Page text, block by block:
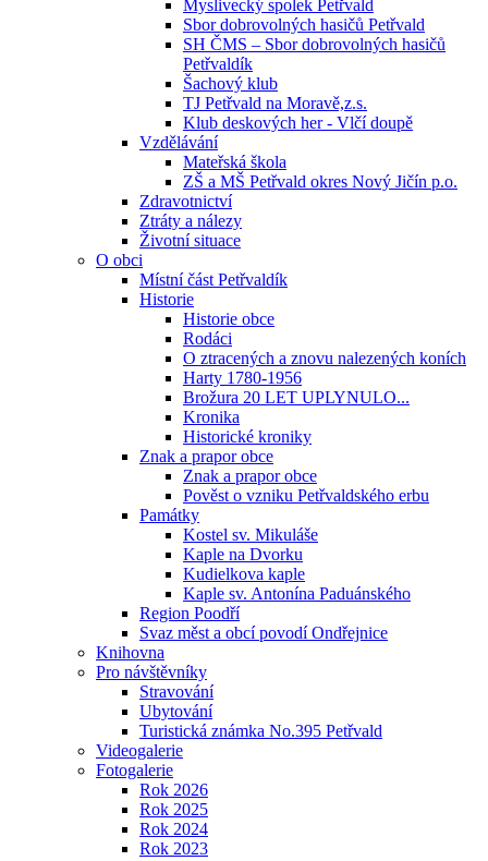
Myslivecký spolek Petřvald
Sbor dobrovolných hasičů Petřvald
SH ČMS – Sbor dobrovolných hasičů
Petřvaldík
Šachový klub
TJ Petřvald na Moravě,z.s.
Klub deskových her - Vlčí doupě
Vzdělávání
Mateřská škola
ZŠ a MŠ Petřvald okres Nový Jičín p.o.
Zdravotnictví
Ztráty a nálezy
Životní situace
O obci
Místní část Petřvaldík
Historie
Historie obce
Rodáci
O ztracených a znovu nalezených koních
Harty 1780-1956
Brožura 20 LET UPLYNULO...
Kronika
Historické kroniky
Znak a prapor obce
Znak a prapor obce
Pověst o vzniku Petřvaldského erbu
Památky
Kostel sv. Mikuláše
Kaple na Dvorku
Kudielkova kaple
Kaple sv. Antonína Paduánského
Region Poodří
Svaz měst a obcí povodí Ondřejnice
Knihovna
Pro návštěvníky
Stravování
Ubytování
Turistická známka No.395 Petřvald
Videogalerie
Fotogalerie
Rok 2026
Rok 2025
Rok 2024
Rok 2023